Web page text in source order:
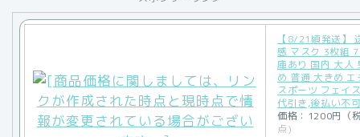
【8/21頃発送】
感 マスク 3枚組
庫あり 国内 大人
め 普通 大きめ
スポーツ フェイ
代引き,後払い不
価格：1200円（
点)